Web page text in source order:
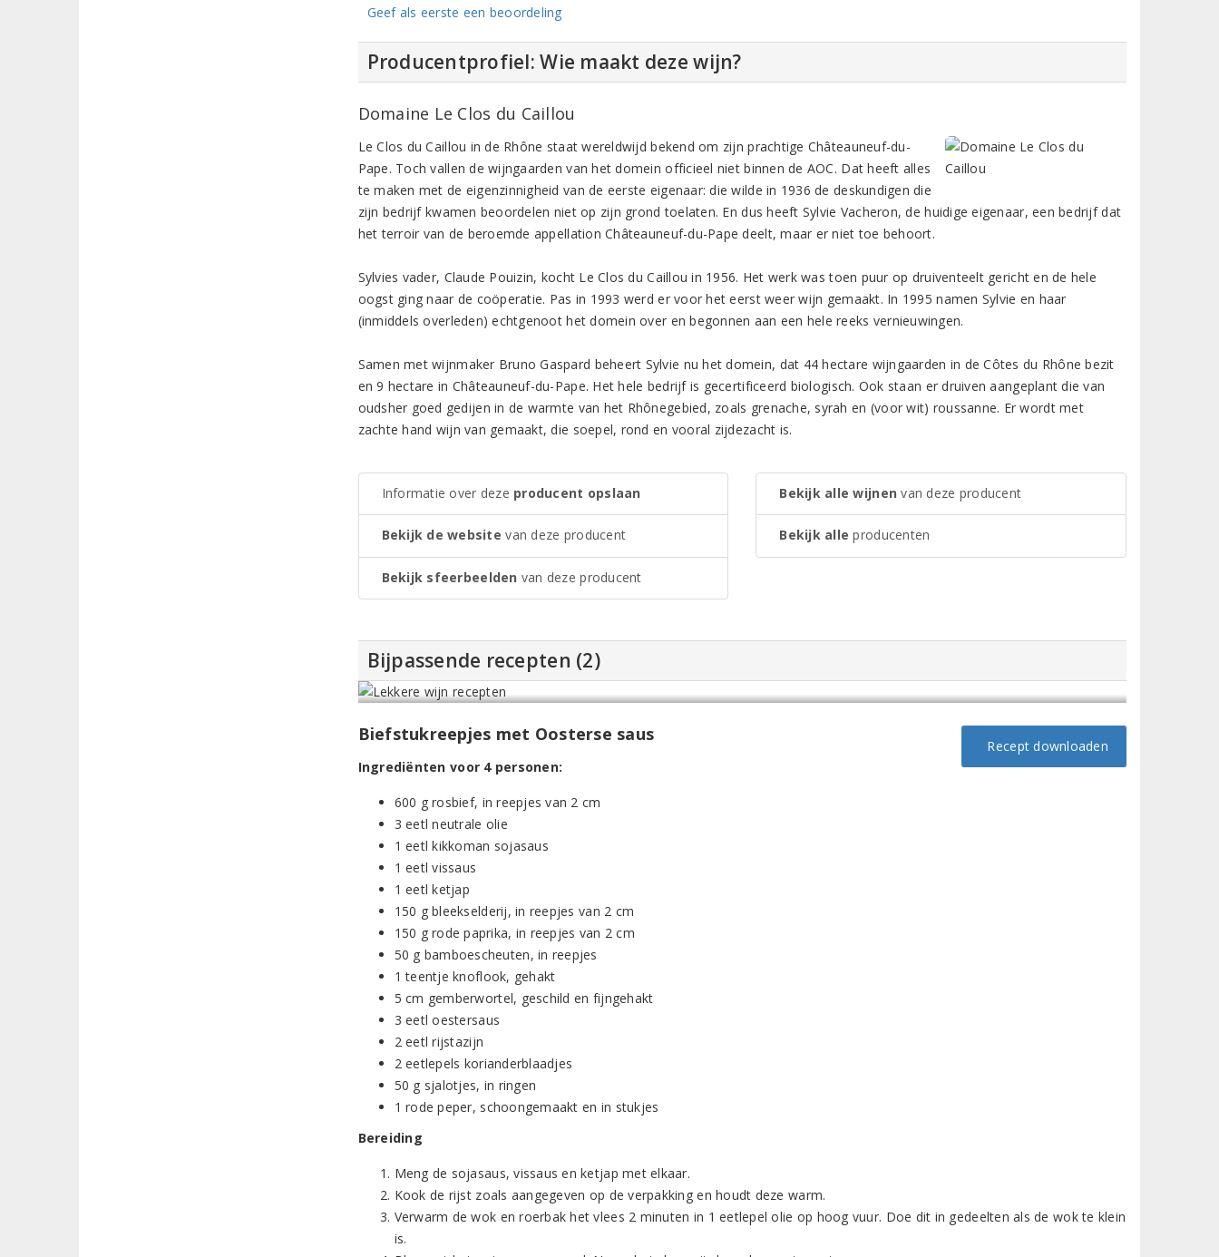
Geef als eerste een beoordeling
Producentprofiel: Wie maakt deze wijn?
Domaine Le Clos du Caillou
Le Clos du Caillou in de Rhône staat wereldwijd bekend om zijn prachtige Châteauneuf-du-
Pape. Toch vallen de wijngaarden van het domein officieel niet binnen de AOC. Dat heeft alles
te maken met de eigenzinnigheid van de eerste eigenaar: die wilde in 1936 de deskundigen die
zijn bedrijf kwamen beoordelen niet op zijn grond toelaten. En dus heeft Sylvie Vacheron, de huidige eigenaar, een bedrijf dat
het terroir van de beroemde appellation Châteauneuf-du-Pape deelt, maar er niet toe behoort.
Sylvies vader, Claude Pouizin, kocht Le Clos du Caillou in 1956. Het werk was toen puur op druiventeelt gericht en de hele
oogst ging naar de coöperatie. Pas in 1993 werd er voor het eerst weer wijn gemaakt. In 1995 namen Sylvie en haar
(inmiddels overleden) echtgenoot het domein over en begonnen aan een hele reeks vernieuwingen.
Samen met wijnmaker Bruno Gaspard beheert Sylvie nu het domein, dat 44 hectare wijngaarden in de Côtes du Rhône bezit
en 9 hectare in Châteauneuf-du-Pape. Het hele bedrijf is gecertificeerd biologisch. Ook staan er druiven aangeplant die van
oudsher goed gedijen in de warmte van het Rhônegebied, zoals grenache, syrah en (voor wit) roussanne. Er wordt met
zachte hand wijn van gemaakt, die soepel, rond en vooral zijdezacht is.
Informatie over deze producent opslaan
Bekijk de website van deze producent
Bekijk sfeerbeelden van deze producent
Bekijk alle wijnen van deze producent
Bekijk alle producenten
Bijpassende recepten (2)
Recept downloaden
Biefstukreepjes met Oosterse saus
Ingrediënten voor 4 personen:
600 g rosbief, in reepjes van 2 cm
3 eetl neutrale olie
1 eetl kikkoman sojasaus
1 eetl vissaus
1 eetl ketjap
150 g bleekselderij, in reepjes van 2 cm
150 g rode paprika, in reepjes van 2 cm
50 g bamboescheuten, in reepjes
1 teentje knoflook, gehakt
5 cm gemberwortel, geschild en fijngehakt
3 eetl oestersaus
2 eetl rijstazijn
2 eetlepels korianderblaadjes
50 g sjalotjes, in ringen
1 rode peper, schoongemaakt en in stukjes
Bereiding
Meng de sojasaus, vissaus en ketjap met elkaar.
Kook de rijst zoals aangegeven op de verpakking en houdt deze warm.
Verwarm de wok en roerbak het vlees 2 minuten in 1 eetlepel olie op hoog vuur. Doe dit in gedeelten als de wok te klein
is.